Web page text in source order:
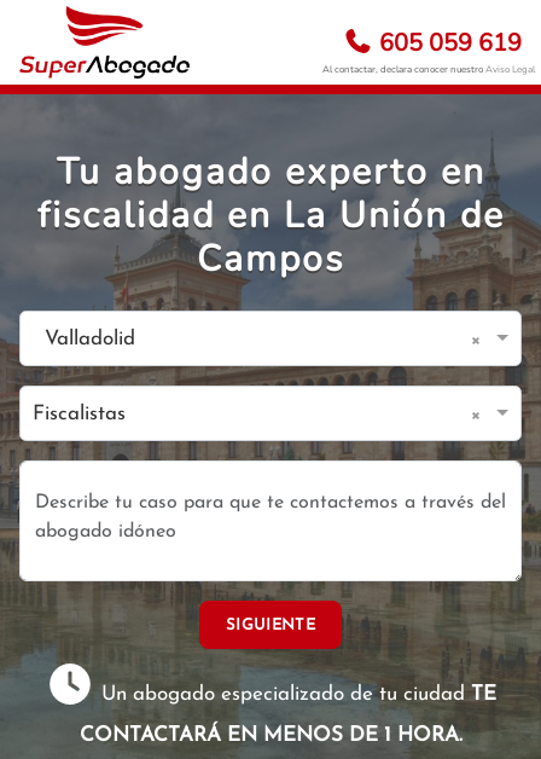
605 059 619
Al contactar, declara conocer nuestroAviso Legal
Tu abogado experto en
fiscalidad en La Unión de
Campos
Valladolid ×
Fiscalistas ×
SIGUIENTE
Un abogado especializado de tu ciudadTE
CONTACTARÁ EN MENOS DE 1 HORA.